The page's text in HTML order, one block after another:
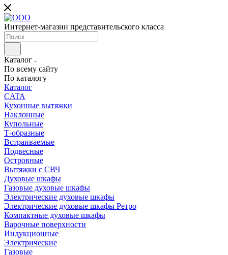
Интернет-магазин представительского класса
Каталог
По всему сайту
По каталогу
Каталог
CATA
Кухонные вытяжки
Наклонные
Купольные
Т-образные
Встраиваемые
Подвесные
Островные
Вытяжки с СВЧ
Духовые шкафы
Газовые духовые шкафы
Электрические духовые шкафы
Электрические духовые шкафы Ретро
Компактные духовые шкафы
Варочные поверхности
Индукционные
Электрические
Газовые